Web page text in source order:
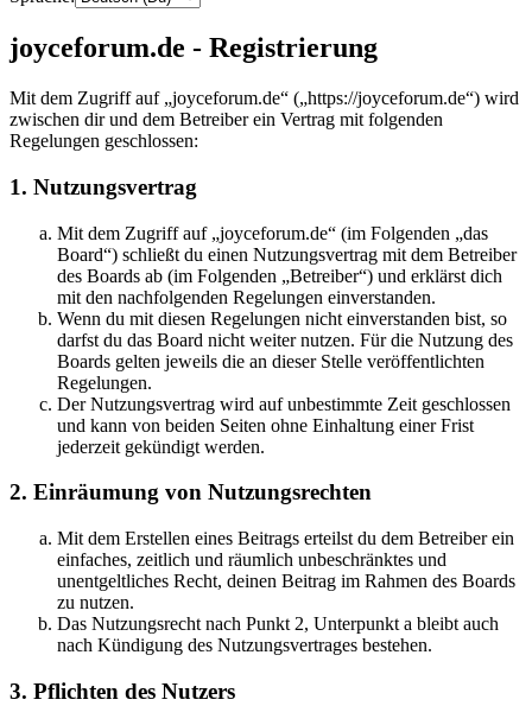
joyceforum.de - Registrierung
Mit dem Zugriff auf „joyceforum.de“ („https://joyceforum.de“) wird
zwischen dir und dem Betreiber ein Vertrag mit folgenden
Regelungen geschlossen:
1. Nutzungsvertrag
Mit dem Zugriff auf „joyceforum.de“ (im Folgenden „das
Board“) schließt du einen Nutzungsvertrag mit dem Betreiber
des Boards ab (im Folgenden „Betreiber“) und erklärst dich
mit den nachfolgenden Regelungen einverstanden.
Wenn du mit diesen Regelungen nicht einverstanden bist, so
darfst du das Board nicht weiter nutzen. Für die Nutzung des
Boards gelten jeweils die an dieser Stelle veröffentlichten
Regelungen.
Der Nutzungsvertrag wird auf unbestimmte Zeit geschlossen
und kann von beiden Seiten ohne Einhaltung einer Frist
jederzeit gekündigt werden.
2. Einräumung von Nutzungsrechten
Mit dem Erstellen eines Beitrags erteilst du dem Betreiber ein
einfaches, zeitlich und räumlich unbeschränktes und
unentgeltliches Recht, deinen Beitrag im Rahmen des Boards
zu nutzen.
Das Nutzungsrecht nach Punkt 2, Unterpunkt a bleibt auch
nach Kündigung des Nutzungsvertrages bestehen.
3. Pflichten des Nutzers